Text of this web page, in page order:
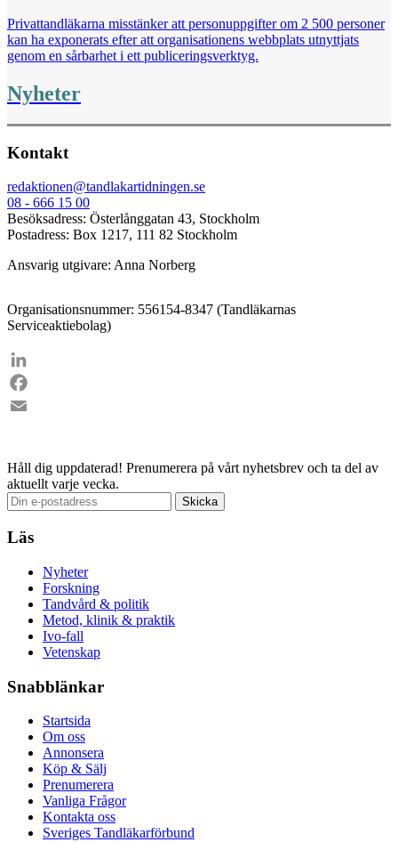
Privattandläkarna misstänker att personuppgifter om 2 500 personer
kan ha exponerats efter att organisationens webbplats utnyttjats
genom en sårbarhet i ett publiceringsverktyg.
Nyheter
Kontakt
redaktionen@tandlakartidningen.se
08 - 666 15 00
Besöksadress: Österlånggatan 43, Stockholm
Postadress: Box 1217, 111 82 Stockholm
Ansvarig utgivare: Anna Norberg
Organisationsnummer: 556154-8347 (Tandläkarnas
Serviceaktiebolag)
LinkedIn
Facebook
Håll dig uppdaterad! Prenumerera på vårt nyhetsbrev och ta del av
aktuellt varje vecka.
Läs
Nyheter
Forskning
Tandvård & politik
Metod, klinik & praktik
Ivo-fall
Vetenskap
Snabblänkar
Startsida
Om oss
Annonsera
Köp & Sälj
Prenumerera
Vanliga Frågor
Kontakta oss
Sveriges Tandläkarförbund